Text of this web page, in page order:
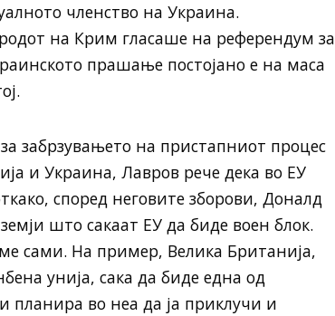
членство на Украина.
на Крим гласаше на референдум за
прашање постојано е на маса
забрзувањето на пристапниот процес
и Украина, Лавров рече дека во ЕУ
според неговите зборови, Доналд
што сакаат ЕУ да биде воен блок.
сами. На пример, Велика Британија,
унија, сака да биде една од
планира во неа да ја приклучи и